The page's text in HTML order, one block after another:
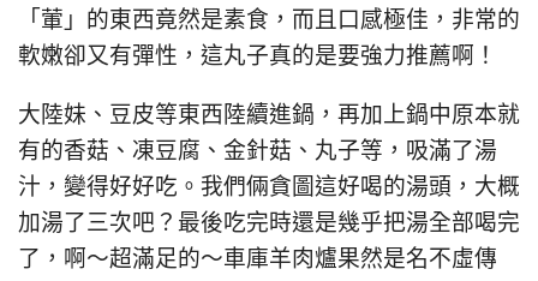
「葷」的東西竟然是素食，而且口感極佳，非常的
軟嫩卻又有彈性，這丸子真的是要強力推薦啊！
大陸妹、豆皮等東西陸續進鍋，再加上鍋中原本就
有的香菇、凍豆腐、金針菇、丸子等，吸滿了湯
汁，變得好好吃。我們倆貪圖這好喝的湯頭，大概
加湯了三次吧？最後吃完時還是幾乎把湯全部喝完
了，啊～超滿足的～車庫羊肉爐果然是名不虛傳